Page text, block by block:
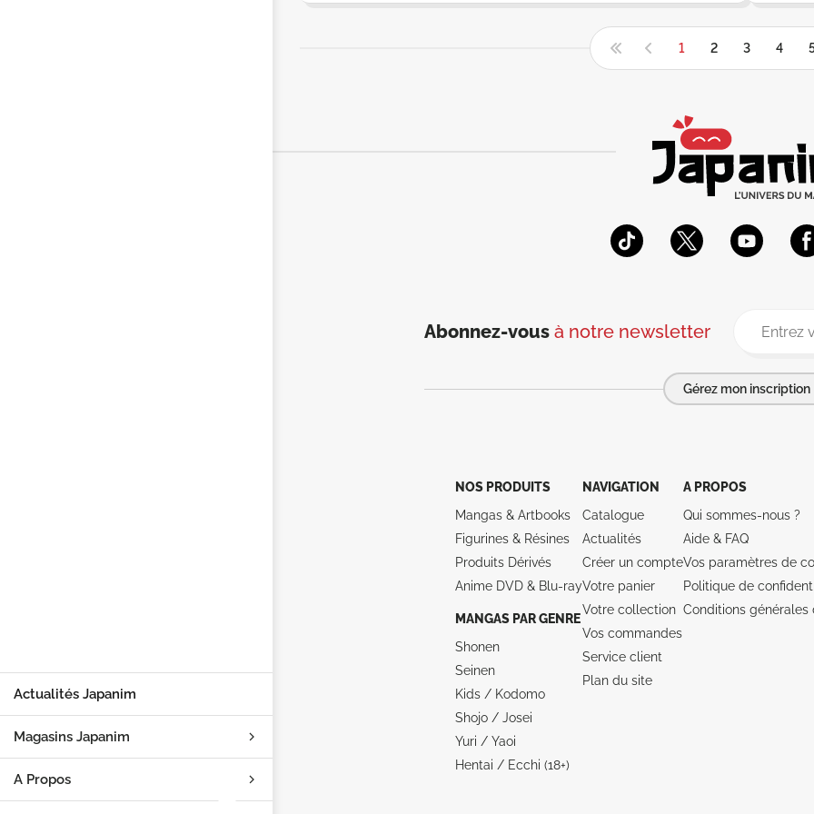
Actualités Japanim
Magasins Japanim
A Propos
1 2 3 4
Abonnez-vous à notre newsletter
Gérez mon inscription
NOS PRODUITS
Mangas & Artbooks
Figurines & Résines
Produits Dérivés
Anime DVD & Blu‑ray
MANGAS PAR GENRE
Shonen
Seinen
Kids / Kodomo
Shojo / Josei
Yuri / Yaoi
Hentai / Ecchi (18+)
NAVIGATION
Catalogue
Actualités
Créer un compte
Votre panier
Votre collection
Vos commandes
Service client
Plan du site
A PROPOS
Qui sommes-nous ?
Aide & FAQ
Vos paramètres de
Politique de
Conditions générales